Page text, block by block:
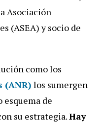
Asociación
(ASEA) y socio de
como los
(ANR) los sumergen
esquema de
su estrategia.Hay